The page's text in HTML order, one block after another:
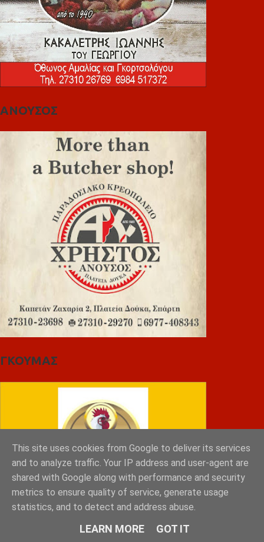
ΑΝΟΥΣΟΣ
ΓΚΟΥΜΑΣ
This site uses cookies from Google to deliver its services
and to analyze traffic. Your IP address and user-agent are
shared with Google along with performance and security
metrics to ensure quality of service, generate usage
statistics, and to detect and address abuse.
LEARN MORE GOT IT